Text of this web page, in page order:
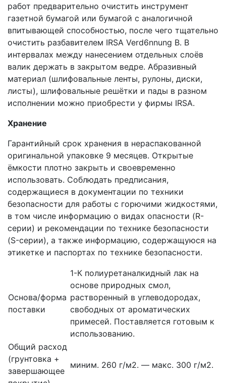
работ предварительно очистить инструмент
газетной бумагой или бумагой с аналогичной
впитывающей способностью, после чего тщательно
очистить разбавителем IRSA Verd6nnung В. В
интервалах между нанесением отдельных слоёв
валик держать в закрытом ведре. Абразивный
материал (шлифовальные ленты, рулоны, диски,
листы), шлифовальные решётки и пады в разном
исполнении можно приобрести у фирмы IRSA.
Хранение
Гарантийный срок хранения в нераспакованной
оригинальной упаковке 9 месяцев. Открытые
ёмкости плотно закрыть и своевременно
использовать. Соблюдать предписания,
содержащиеся в документации по техники
безопасности для работы с горючими жидкостями,
в том числе информацию о видах опасности (R-
серии) и рекомендации по технике безопасности
(S-серии), а также информацию, содержащуюся на
этикетке и паспортах по технике безопасности.
Основа/форма
поставки
1-К полиуретаналкидный лак на
основе природных смол,
растворенный в углеводородах,
свободных от ароматических
примесей. Поставляется готовым к
использованию.
Общий расход
(грунтовка +
завершающее
миним. 260 г/м2. — макс. 300 г/м2.